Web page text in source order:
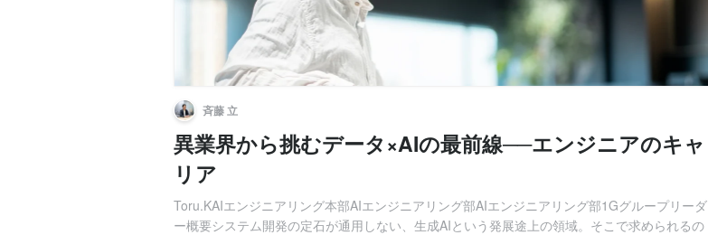
斉藤 立
異業界から挑むデータ×AIの最前線──エンジニアのキャ
リア
Toru.KAIエンジニアリング本部AIエンジニアリング部AIエンジニアリング部1Gグループリーダ
ー概要システム開発の定石が通用しない、生成AIという発展途上の領域。そこで求められるの